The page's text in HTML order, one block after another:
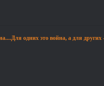
одних это война, а для